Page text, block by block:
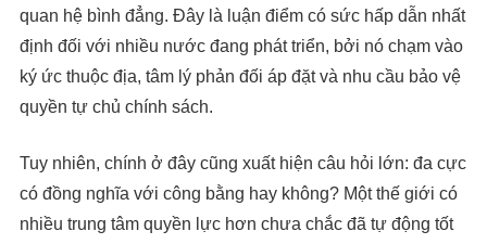
quan hệ bình đẳng. Đây là luận điểm có sức hấp dẫn nhất
định đối với nhiều nước đang phát triển, bởi nó chạm vào
ký ức thuộc địa, tâm lý phản đối áp đặt và nhu cầu bảo vệ
quyền tự chủ chính sách.
Tuy nhiên, chính ở đây cũng xuất hiện câu hỏi lớn: đa cực
có đồng nghĩa với công bằng hay không? Một thế giới có
nhiều trung tâm quyền lực hơn chưa chắc đã tự động tốt